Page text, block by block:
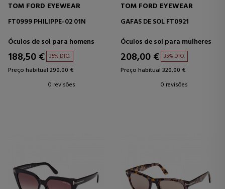
TOM FORD EYEWEAR
FT0999 PHILIPPE-02 01N
Óculos de sol para homens
188,50 € 35% DTO.
Preço habitual 290,00 €
0 revisões
TOM FORD EYEWEAR
GAFAS DE SOL FT0921
Óculos de sol para mulheres
208,00 € 35% DTO.
Preço habitual 320,00 €
0 revisões